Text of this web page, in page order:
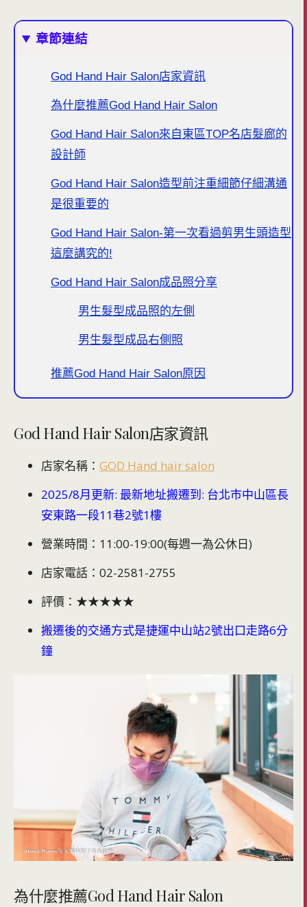
章節連結
God Hand Hair Salon店家資訊
為什麼推薦God Hand Hair Salon
God Hand Hair Salon來自東區TOP名店髮廊的
設計師
God Hand Hair Salon造型前注重細節仔細溝通
是很重要的
God Hand Hair Salon-第一次看過剪男生頭造型
這麼講究的!
God Hand Hair Salon成品照分享
男生髮型成品照的左側
男生髮型成品右側照
推薦God Hand Hair Salon原因
God Hand Hair Salon店家資訊
店家名稱： GOD Hand hair salon
2025/8月更新: 最新地址搬遷到: 台北市中山區長
安東路一段11巷2號1樓
營業時間：11:00-19:00(每週一為公休日)
店家電話：02-2581-2755
評價：★★★★★
搬遷後的交通方式是捷運中山站2號出口走路6分
鐘
為什麼推薦God Hand Hair Salon